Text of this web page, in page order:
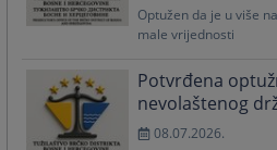
Optužen da je u više
male vrijednosti
Potvrđena
nevolaštenog
08.07.2026.